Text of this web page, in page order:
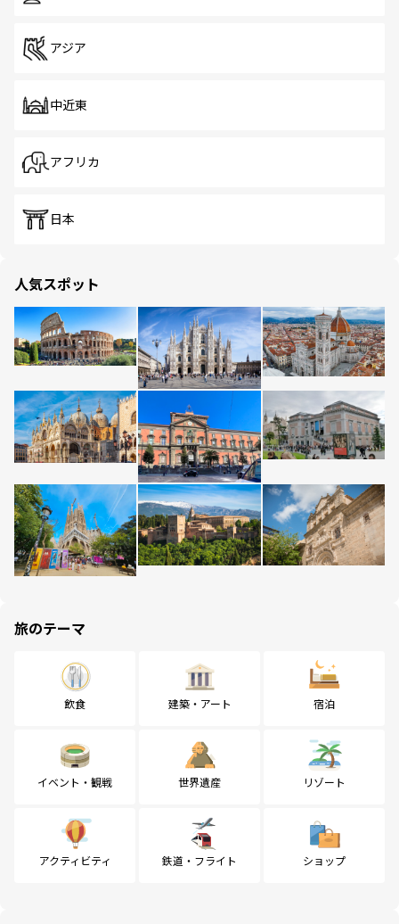
アジア
中近東
アフリカ
日本
人気スポット
旅のテーマ
飲食 建築・アート 宿泊
イベント・観戦 世界遺産 リゾート
アクティビティ 鉄道・フライト ショップ